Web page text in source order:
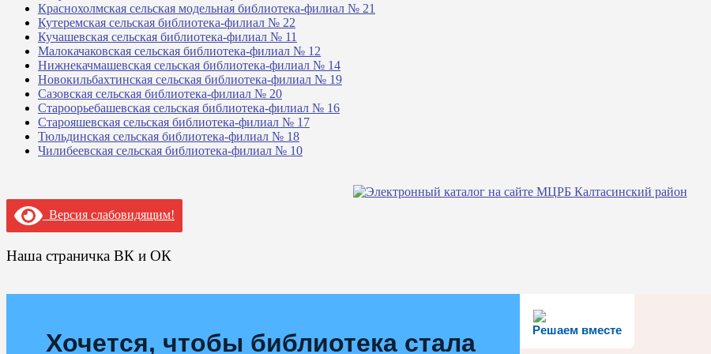
Краснохолмская сельская модельная библиотека-филиал № 21
Кутеремская сельская библиотека-филиал № 22
Кучашевская сельская библиотека-филиал № 11
Малокачаковская сельская библиотека-филиал № 12
Нижнекачмашевская сельская библиотека-филиал № 14
Новокильбахтинская сельская библиотека-филиал № 19
Сазовская сельская библиотека-филиал № 20
Староорьебашевская сельская библиотека-филиал № 16
Старояшевская сельская библиотека-филиал № 17
Тюльдинская сельская библиотека-филиал № 18
Чилибеевская сельская библиотека-филиал № 10
Версия слабовидящим!
Наша страничка ВК и ОК
Решаем вместе
Хочется, чтобы библиотека стала